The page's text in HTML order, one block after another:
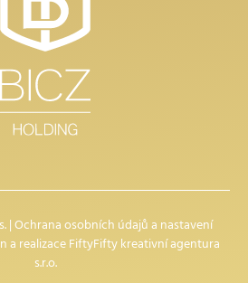
|Ochrana osobních údajůanastavení
a realizaceFiftyFifty kreativní agentura
s.r.o.